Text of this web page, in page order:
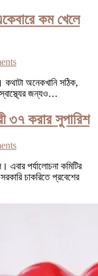
কম খেলে
কথাটা অনেকখানি সঠিক,
স্বাস্থ্যের জন্যও…
৩৭ করার সুপারিশ
এবার পর্যালোচনা কমিটির
চাকরিতে প্রবেশের